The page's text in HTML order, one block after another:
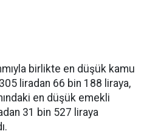
birlikte en düşük kamu
liradan 66 bin 188 liraya,
en düşük emekli
31 bin 527 liraya